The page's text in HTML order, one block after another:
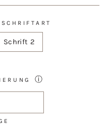
Schrift 2
ⓘ